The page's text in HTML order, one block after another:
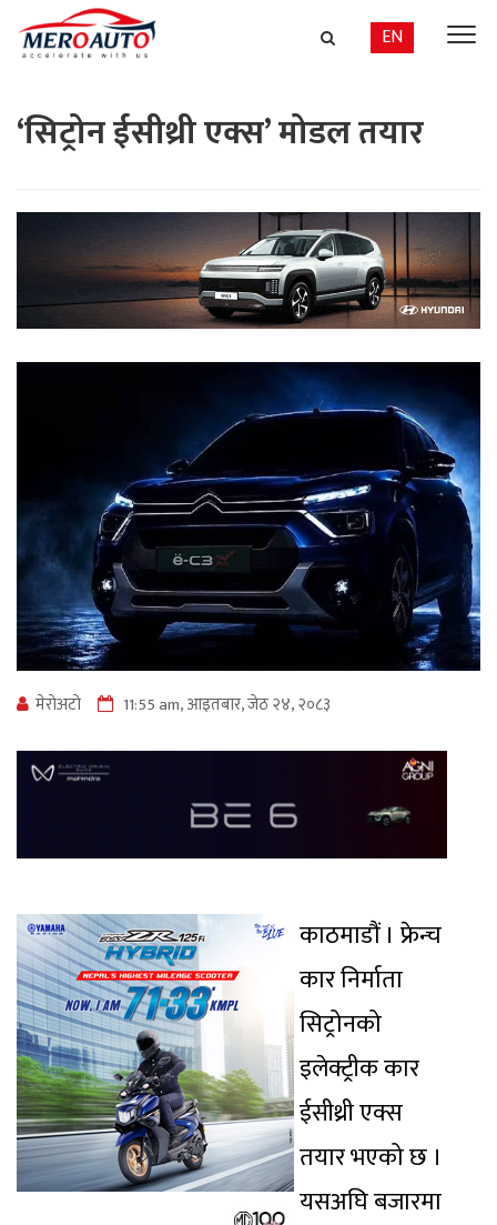
EN
‘सिट्रोन ईसीथ्री एक्स’ मोडल तयार
मेराेअटाे 11:55 am, आइतबार, जेठ २४, २०८३
काठमाडौं । फ्रेन्च
कार निर्माता
सिट्रोनको
इलेक्ट्रीक कार
ईसीथ्री एक्स
तयार भएको छ ।
यसअघि बजारमा